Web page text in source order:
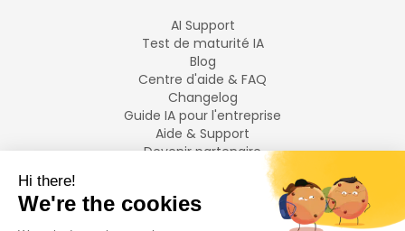
AI Support
Test de maturité IA
Blog
Centre d'aide & FAQ
Changelog
Guide IA pour l'entreprise
Aide & Support
Devenir partenaire
LANGUES